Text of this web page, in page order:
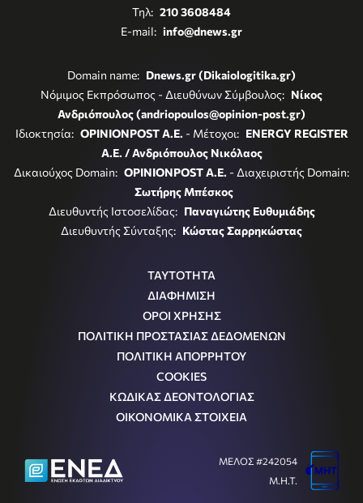
Τηλ: 210 3608484
E-mail: info@dnews.gr
Domain name: Dnews.gr (Dikaiologitika.gr)
Νόμιμος Εκπρόσωπος - Διευθύνων Σύμβουλος: Νίκος
Ανδριόπουλος (andriopoulos@opinion-post.gr)
Ιδιοκτησία: OPINIONPOST A.E. - Μέτοχοι: ENERGY REGISTER
Α.Ε. / Ανδριόπουλος Νικόλαος
Δικαιούχος Domain: OPINIONPOST A.E. - Διαχειριστής Domain:
Σωτήρης Μπέσκος
Διευθυντής Ιστοσελίδας: Παναγιώτης Ευθυμιάδης
Διευθυντής Σύνταξης: Κώστας Σαρρηκώστας
ΤΑΥΤΟΤΗΤΑ
ΔΙΑΦΗΜΙΣΗ
ΟΡΟΙ ΧΡΗΣΗΣ
ΠΟΛΙΤΙΚΗ ΠΡΟΣΤΑΣΙΑΣ ΔΕΔΟΜΕΝΩΝ
ΠΟΛΙΤΙΚΗ ΑΠΟΡΡΗΤΟΥ
COOKIES
ΚΩΔΙΚΑΣ ΔΕΟΝΤΟΛΟΓΙΑΣ
ΟΙΚΟΝΟΜΙΚΑ ΣΤΟΙΧΕΙΑ
ΜΕΛΟΣ #242054
Μ.Η.Τ.